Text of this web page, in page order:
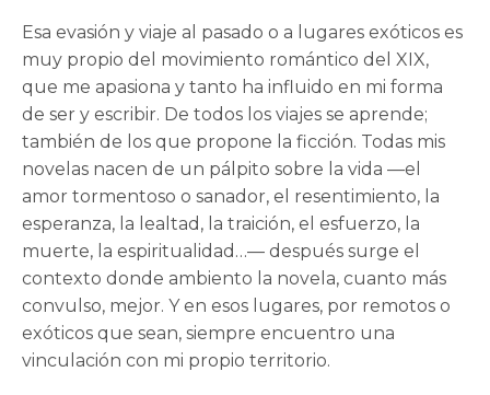
Esa evasión y viaje al pasado o a lugares exóticos es
muy propio del movimiento romántico del XIX,
que me apasiona y tanto ha influido en mi forma
de ser y escribir. De todos los viajes se aprende;
también de los que propone la ficción. Todas mis
novelas nacen de un pálpito sobre la vida —el
amor tormentoso o sanador, el resentimiento, la
esperanza, la lealtad, la traición, el esfuerzo, la
muerte, la espiritualidad…— después surge el
contexto donde ambiento la novela, cuanto más
convulso, mejor. Y en esos lugares, por remotos o
exóticos que sean, siempre encuentro una
vinculación con mi propio territorio.